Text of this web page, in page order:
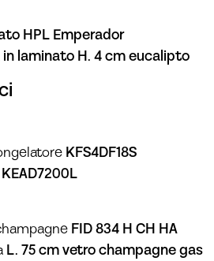
HPL Emperador
in laminato H. 4 cm eucalipto
KFS4DF18S
KEAD7200L
FID 834 H CH HA
L. 75 cm vetro champagne gas